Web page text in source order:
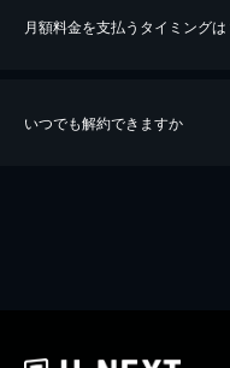
※40％ポイント還元の対象は、クレ
iOSアプリのUコイン決済による作
月額料金を支払うタイミングは
いつでも解約できますか